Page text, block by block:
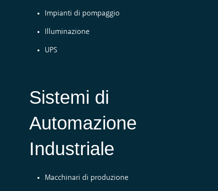
Impianti di pompaggio
Illuminazione
UPS
Sistemi di
Automazione
Industriale
Macchinari di produzione